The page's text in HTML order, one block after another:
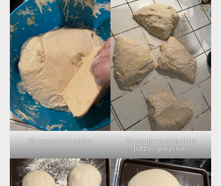
On ramène au centre
On coupe en autant de
pizzas que prévu.